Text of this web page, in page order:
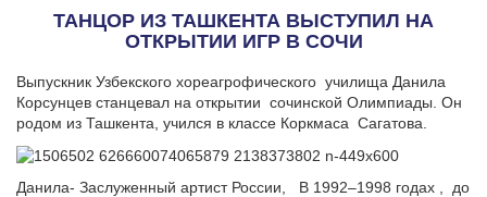
ТАНЦОР ИЗ ТАШКЕНТА ВЫСТУПИЛ НА
ОТКРЫТИИ ИГР В СОЧИ
Выпускник Узбекского хореагрофического училища Данила
Корсунцев cтанцевал на открытии сочинской Олимпиады. Он
родом из Ташкента, учился в классе Коркмаса Сагатова.
Данила- Заслуженный артист России, В 1992–1998 годах ,
до